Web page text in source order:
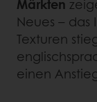
Märkten
Neues –
Texturen
einen